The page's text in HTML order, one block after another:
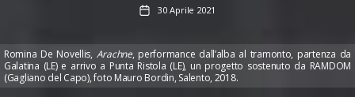
Data
dell'articolo
30 Aprile 2021
Romina De Novellis, Arachne, performance dall’alba al tramonto, partenza da
Galatina (LE) e arrivo a Punta Ristola (LE), un progetto sostenuto da RAMDOM
(Gagliano del Capo), foto Mauro Bordin, Salento, 2018.